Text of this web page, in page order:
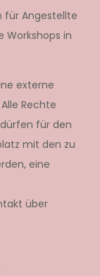
für Angestellte
Workshops in
externe
Rechte
für den
mit den zu
eine
über